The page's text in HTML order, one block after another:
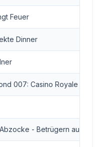
Feuer
Dinner
007: Casino Royale
- Betrügern auf der